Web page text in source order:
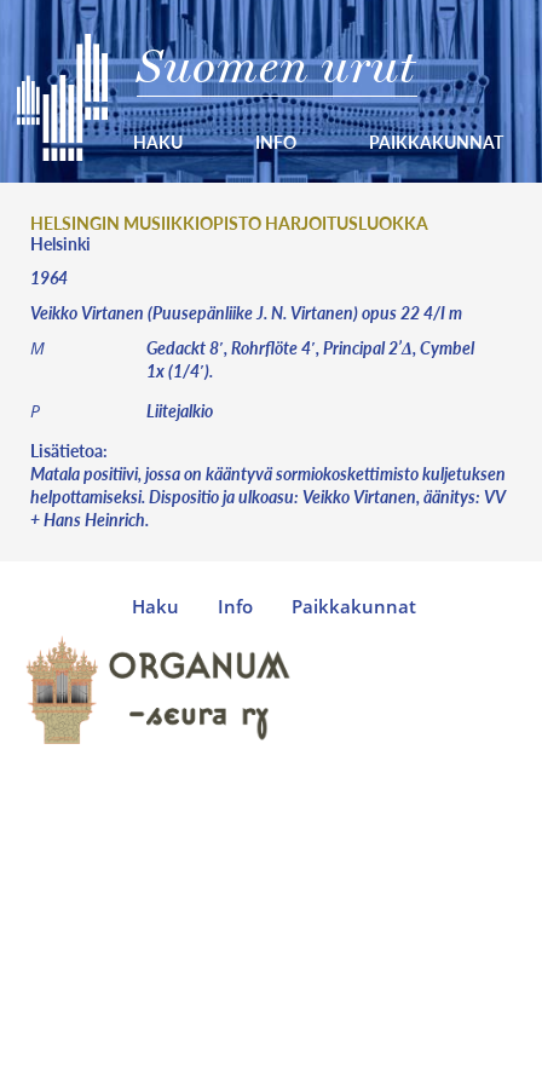
Suomen urut
HAKU INFO PAIKKAKUNNAT
HELSINGIN MUSIIKKIOPISTO HARJOITUSLUOKKA
Helsinki
1964
Veikko Virtanen (Puusepänliike J. N. Virtanen) opus 22 4/I m
M
Gedackt 8′, Rohrflöte 4′, Principal 2’Δ, Cymbel
1x (1/4′).
P
Liitejalkio
Lisätietoa:
Matala positiivi, jossa on kääntyvä sormiokoskettimisto kuljetuksen
helpottamiseksi. Dispositio ja ulkoasu: Veikko Virtanen, äänitys: VV
+ Hans Heinrich.
Haku Info Paikkakunnat